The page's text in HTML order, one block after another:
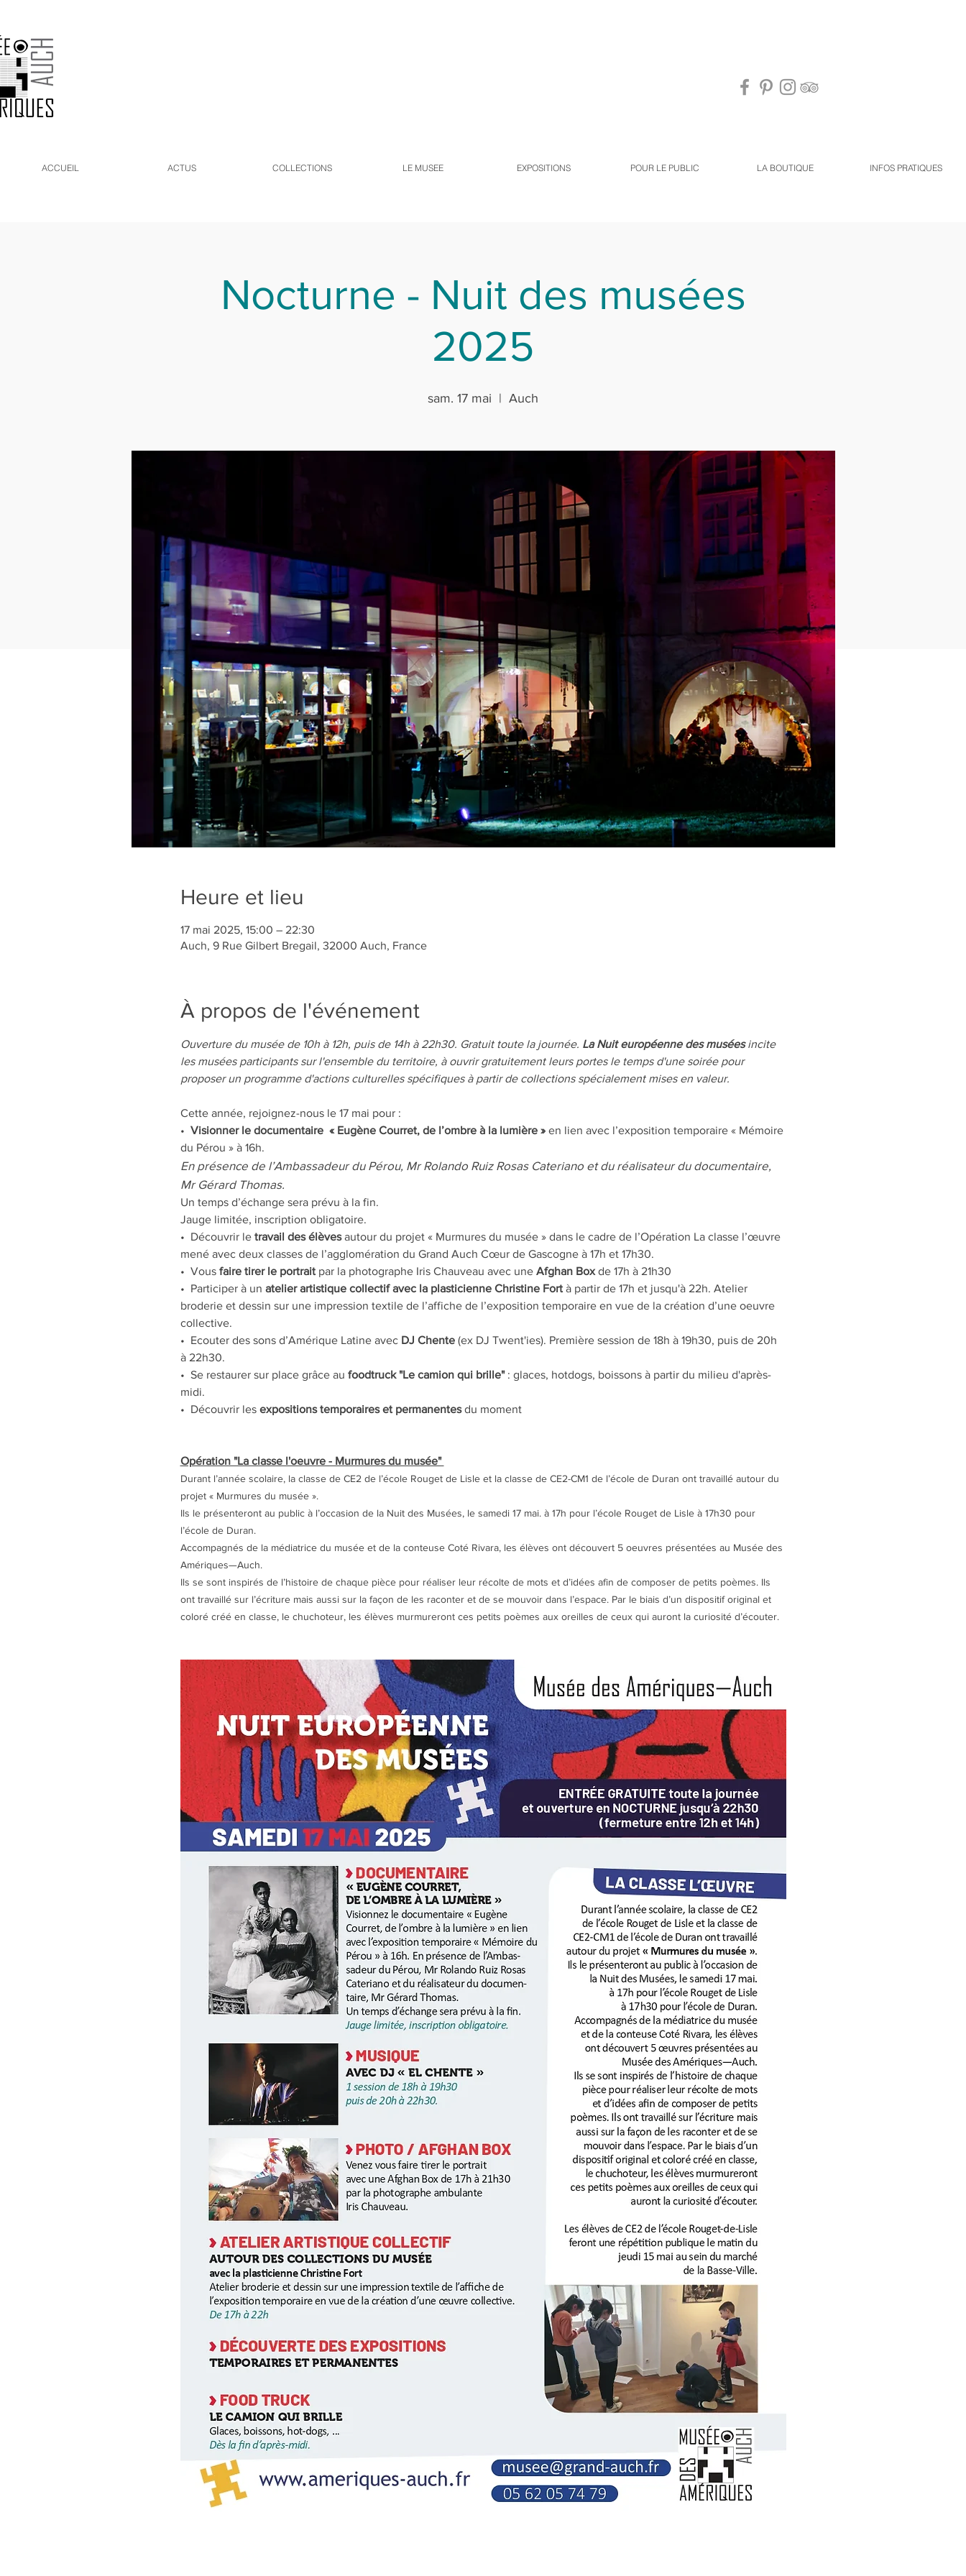
ACCUEIL ACTUS COLLECTIONS LE MUSEE EXPOSITIONS POUR LE PUBLIC LA BOUTIQUE INFOS PRATIQUES
Nocturne - Nuit des musées
2025
sam. 17 mai
  |
Auch
Heure et lieu
17 mai 2025, 15:00 – 22:30
Auch, 9 Rue Gilbert Bregail, 32000 Auch, France
À propos de l'événement
Ouverture du musée de 10h à 12h, puis de 14h à 22h30. Gratuit toute la journée. La Nuit européenne des musées incite
les musées participants sur l'ensemble du territoire, à ouvrir gratuitement leurs portes le temps d'une soirée pour
proposer un programme d'actions culturelles spécifiques à partir de collections spécialement mises en valeur.
Cette année, rejoignez-nous le 17 mai pour :
• Visionner le documentaire  « Eugène Courret, de l’ombre à la lumière » en lien avec l’exposition temporaire « Mémoire
du Pérou » à 16h.
En présence de l’Ambassadeur du Pérou, Mr Rolando Ruiz Rosas Cateriano et du réalisateur du documentaire,
Mr Gérard Thomas.
Un temps d’échange sera prévu à la fin.
Jauge limitée, inscription obligatoire.
•  Découvrir le travail des élèves autour du projet « Murmures du musée » dans le cadre de l’Opération La classe l’œuvre
mené avec deux classes de l’agglomération du Grand Auch Cœur de Gascogne à 17h et 17h30.
•  Vous faire tirer le portrait par la photographe Iris Chauveau avec une Afghan Box de 17h à 21h30
•  Participer à un atelier artistique collectif avec la plasticienne Christine Fort à partir de 17h et jusqu'à 22h. Atelier
broderie et dessin sur une impression textile de l’affiche de l’exposition temporaire en vue de la création d’une oeuvre
collective.
•  Ecouter des sons d’Amérique Latine avec DJ Chente (ex DJ Twent'ies). Première session de 18h à 19h30, puis de 20h
à 22h30.
•  Se restaurer sur place grâce au foodtruck "Le camion qui brille" : glaces, hotdogs, boissons à partir du milieu d'après-
midi.
•  Découvrir les expositions temporaires et permanentes du moment
Opération "La classe l'oeuvre - Murmures du musée"
Durant l’année scolaire, la classe de CE2 de l’école Rouget de Lisle et la classe de CE2-CM1 de l’école de Duran ont travaillé autour du
projet « Murmures du musée ».
Ils le présenteront au public à l’occasion de la Nuit des Musées, le samedi 17 mai. à 17h pour l’école Rouget de Lisle à 17h30 pour
l’école de Duran.
Accompagnés de la médiatrice du musée et de la conteuse Coté Rivara, les élèves ont découvert 5 oeuvres présentées au Musée des
Amériques—Auch.
Ils se sont inspirés de l’histoire de chaque pièce pour réaliser leur récolte de mots et d’idées afin de composer de petits poèmes. Ils
ont travaillé sur l’écriture mais aussi sur la façon de les raconter et de se mouvoir dans l’espace. Par le biais d’un dispositif original et
coloré créé en classe, le chuchoteur, les élèves murmureront ces petits poèmes aux oreilles de ceux qui auront la curiosité d’écouter.